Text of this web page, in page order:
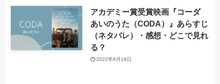
アカデミー賞受賞映画『コーダ
あいのうた（CODA）』あらすじ
（ネタバレ）・感想・どこで見れ
る？
2022年8月18日